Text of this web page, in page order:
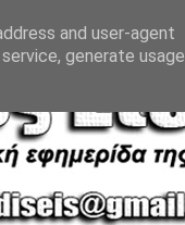
and user-agent
generate usage